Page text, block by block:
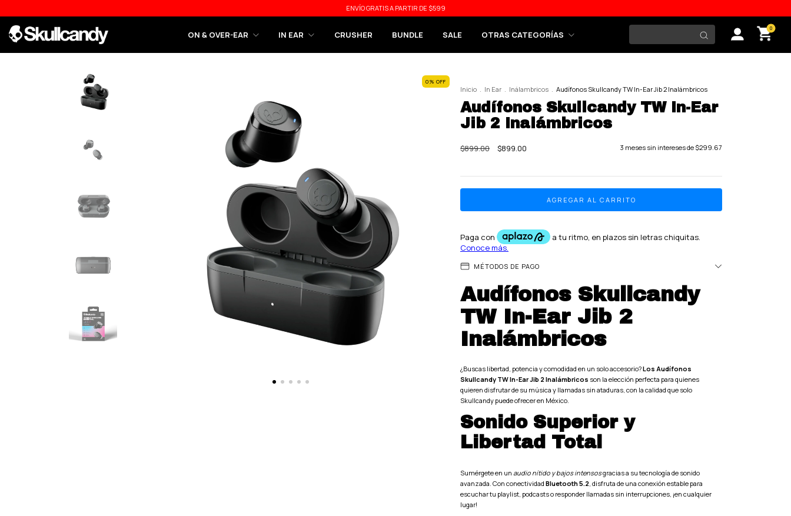
ENVÍO GRATIS A PARTIR DE $599
ON & OVER-EAR IN EAR CRUSHER BUNDLE SALE OTRAS CATEGORÍAS
0
0% OFF
Inicio In Ear Inálambricos Audífonos Skullcandy TW In-Ear Jib 2 Inalámbricos
Audífonos Skullcandy TW In-Ear
Jib 2 Inalámbricos
$899.00 $899.00 3 meses sin intereses de $299.67
MÉTODOS DE PAGO
Audífonos Skullcandy
TW In-Ear Jib 2
Inalámbricos
¿Buscas libertad, potencia y comodidad en un solo accesorio?Los Audífonos
Skullcandy TW In-Ear Jib 2 Inalámbricos son la elección perfecta para quienes
quieren disfrutar de su música y llamadas sin ataduras, con la calidad que solo
Skullcandy puede ofrecer en México.
Sonido Superior y
Libertad Total
Sumérgete en un audio nítido y bajos intensosgracias a su tecnología de sonido
avanzada. Con conectividad Bluetooth 5.2, disfruta de una conexión estable para
escuchar tu playlist, podcasts o responder llamadas sin interrupciones, ¡en cualquier
lugar!